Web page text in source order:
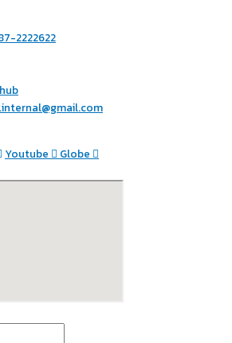
2222622
Youtube
Globe